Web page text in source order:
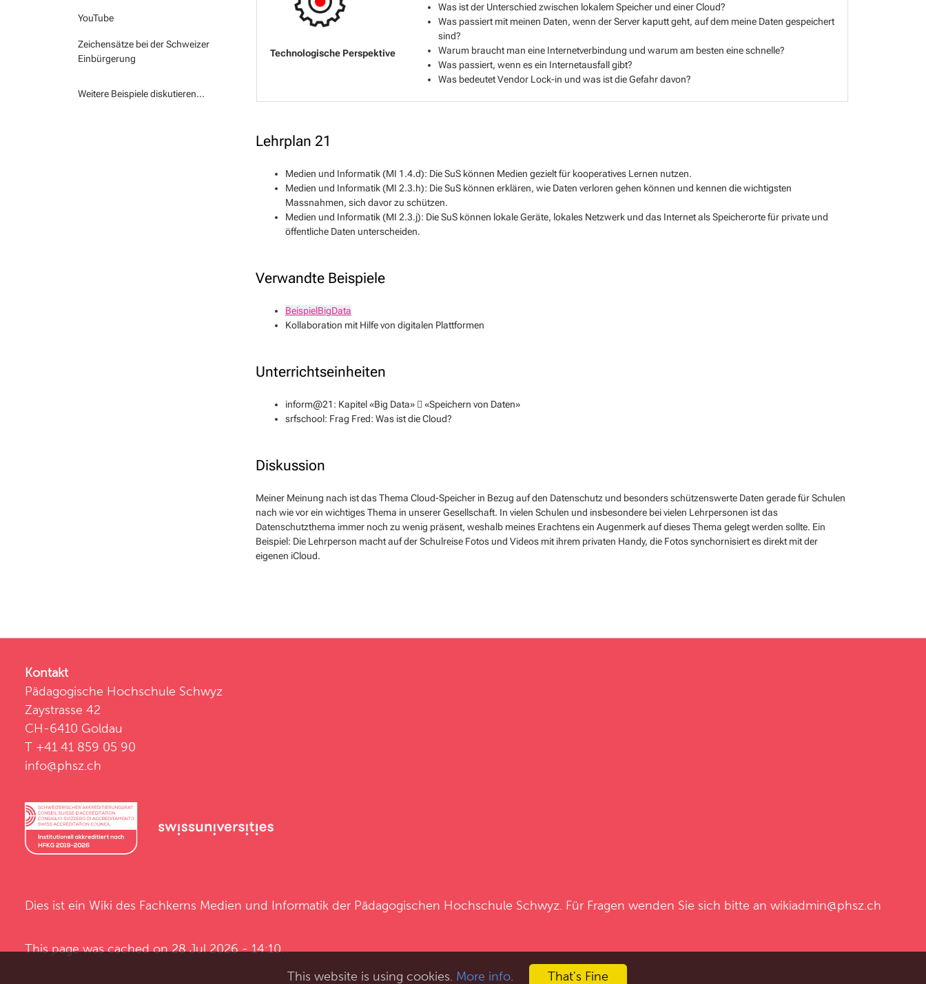
YouTube
Zeichensätze bei der Schweizer
Einbürgerung
Weitere Beispiele diskutieren...
Was ist der Unterschied zwischen lokalem Speicher und einer Cloud?
Was passiert mit meinen Daten, wenn der Server kaputt geht, auf dem meine Daten gespeichert
sind?
Warum braucht man eine Internetverbindung und warum am besten eine schnelle?
Was passiert, wenn es ein Internetausfall gibt?
Was bedeutet Vendor Lock-in und was ist die Gefahr davon?
Lehrplan 21
Medien und Informatik (MI 1.4.d): Die SuS können Medien gezielt für kooperatives Lernen nutzen.
Medien und Informatik (MI 2.3.h): Die SuS können erklären, wie Daten verloren gehen können und kennen die wichtigsten
Massnahmen, sich davor zu schützen.
Medien und Informatik (MI 2.3.j): Die SuS können lokale Geräte, lokales Netzwerk und das Internet als Speicherorte für private und
öffentliche Daten unterscheiden.
Verwandte Beispiele
BeispielBigData
Kollaboration mit Hilfe von digitalen Plattformen
Unterrichtseinheiten
inform@21: Kapitel «Big Data»  «Speichern von Daten»
srfschool: Frag Fred: Was ist die Cloud?
Diskussion
Meiner Meinung nach ist das Thema Cloud-Speicher in Bezug auf den Datenschutz und besonders schützenswerte Daten gerade für Schulen
nach wie vor ein wichtiges Thema in unserer Gesellschaft. In vielen Schulen und insbesondere bei vielen Lehrpersonen ist das
Datenschutzthema immer noch zu wenig präsent, weshalb meines Erachtens ein Augenmerk auf dieses Thema gelegt werden sollte. Ein
Beispiel: Die Lehrperson macht auf der Schulreise Fotos und Videos mit ihrem privaten Handy, die Fotos synchornisiert es direkt mit der
eigenen iCloud.
Kontakt
Pädagogische Hochschule Schwyz
Zaystrasse 42
CH-6410 Goldau
T +41 41 859 05 90
info@phsz.ch
Dies ist ein Wiki des Fachkerns Medien und Informatik der Pädagogischen Hochschule Schwyz . Für Fragen wenden Sie sich bitte an wikiadmin@phsz.ch
This page was cached on 28 Jul 2026 - 14:10.
This website is using cookies. More info. That's Fine